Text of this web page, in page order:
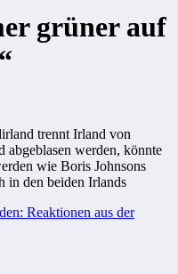
grüner auf
trennt Irland von
werden, könnte
wie Boris Johnsons
in den beiden Irlands
Reaktionen aus der